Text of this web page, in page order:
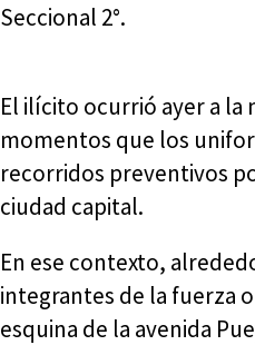
Seccional 2°.
El ilícito ocurrió ayer a la
momentos que los
recorridos preventivos
ciudad capital.
En ese contexto,
integrantes de la fuerza
esquina de la avenida